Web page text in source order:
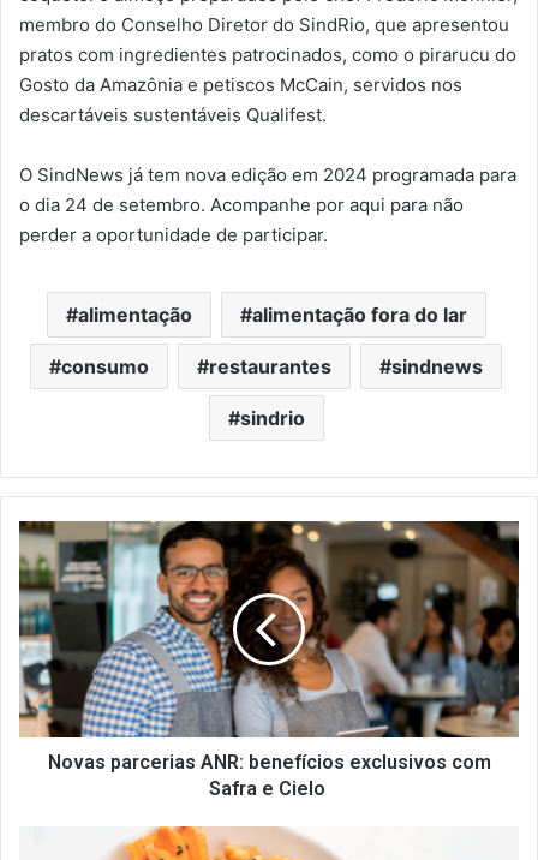
membro do Conselho Diretor do SindRio, que apresentou
pratos com ingredientes patrocinados, como o pirarucu do
Gosto da Amazônia e petiscos McCain, servidos nos
descartáveis sustentáveis Qualifest.
O SindNews já tem nova edição em 2024 programada para
o dia 24 de setembro. Acompanhe por aqui para não
perder a oportunidade de participar.
alimentação alimentação fora do lar
consumo restaurantes sindnews
sindrio
Novas
parcerias
ANR:
benefícios
exclusivos
com
Safra
e
Cielo
Novas parcerias ANR: benefícios exclusivos com
Safra e Cielo